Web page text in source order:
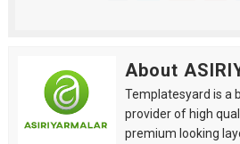
About
Templatesyard is a
provider of high
premium looking